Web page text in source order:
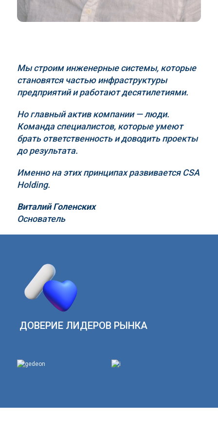
Мы строим инженерные системы, которые
становятся частью инфраструктуры
предприятий и работают десятилетиями.
Но главный актив компании — люди.
Команда специалистов, которые умеют
брать ответственность и доводить проекты
до результата.
Именно на этих принципах развивается CSA
Holding.
Виталий Голенских
Основатель
ДОВЕРИЕ ЛИДЕРОВ РЫНКА